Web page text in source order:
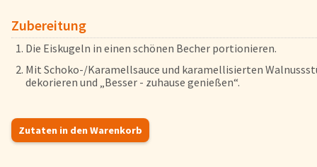
FAQs
Bezahlung & Lieferung
Nährwerte & Allergene
Herkunftsländer
Login
Zubereitung
Die Eiskugeln in einen schönen Becher portionieren.
Mit Schoko-/Karamellsauce und karamellisierten
dekorieren und „Besser - zuhause genießen“.
Zutaten in den Warenkorb